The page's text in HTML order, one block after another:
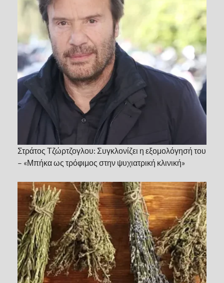
Στράτος Τζώρτζογλου: Συγκλονίζει η εξομολόγησή του
– «Μπήκα ως τρόφιμος στην ψυχιατρική κλινική»